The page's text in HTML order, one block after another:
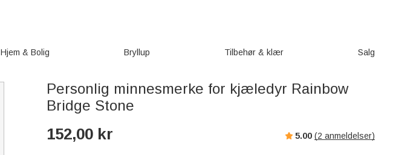
Hjem & Bolig Bryllup Tilbehør & klær Salg
Personlig minnesmerke for kjæledyr Rainbow
Bridge Stone
152,00 kr 5.00 (2 anmeldelser)